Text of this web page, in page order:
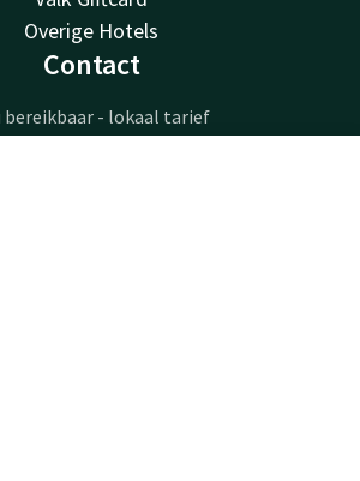
Overige Hotels
Contact
bereikbaar - lokaal tarief